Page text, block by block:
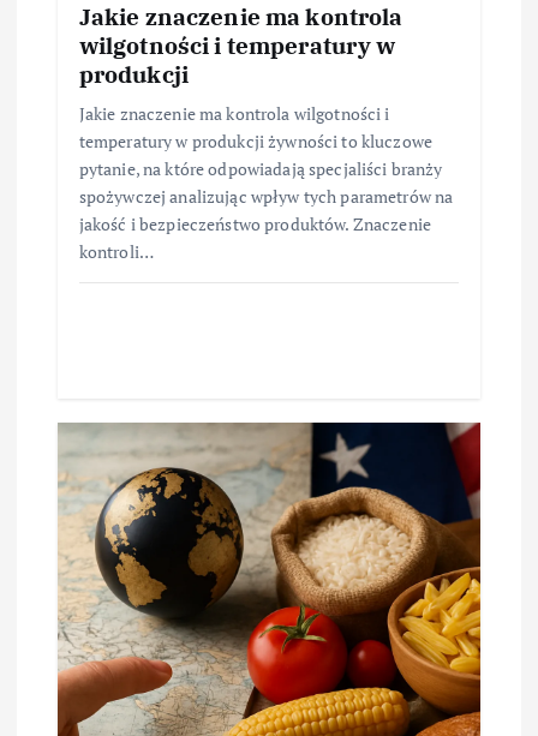
Jakie znaczenie ma kontrola
wilgotności i temperatury w
produkcji
Jakie znaczenie ma kontrola wilgotności i
temperatury w produkcji żywności to kluczowe
pytanie, na które odpowiadają specjaliści branży
spożywczej analizując wpływ tych parametrów na
jakość i bezpieczeństwo produktów. Znaczenie
kontroli…